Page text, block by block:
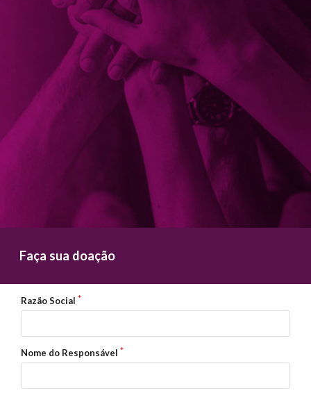
Faça sua doação
Razão Social
Nome do Responsável